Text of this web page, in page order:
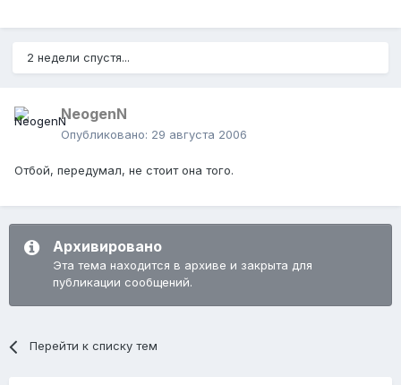
2 недели спустя...
NeogenN
Опубликовано: 29 августа 2006
Отбой, передумал, не стоит она того.
Архивировано
Эта тема находится в архиве и закрыта для
публикации сообщений.
Перейти к списку тем